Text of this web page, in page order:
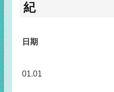
紀
日期
01.01